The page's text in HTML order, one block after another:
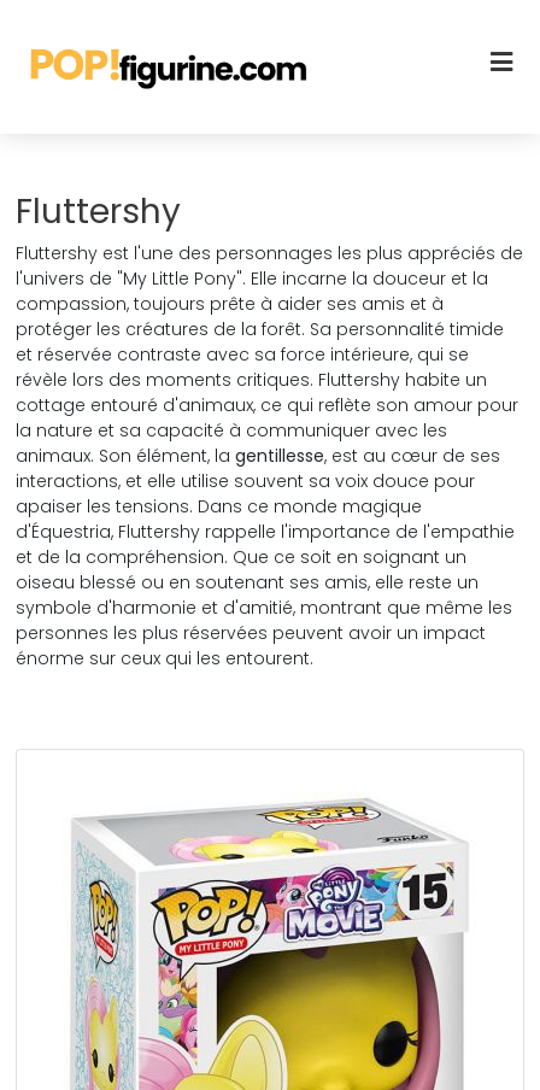
Fluttershy
Fluttershy est l'une des personnages les plus appréciés de
l'univers de "My Little Pony". Elle incarne la douceur et la
compassion, toujours prête à aider ses amis et à
protéger les créatures de la forêt. Sa personnalité timide
et réservée contraste avec sa force intérieure, qui se
révèle lors des moments critiques. Fluttershy habite un
cottage entouré d'animaux, ce qui reflète son amour pour
la nature et sa capacité à communiquer avec les
animaux. Son élément, lagentillesse, est au cœur de ses
interactions, et elle utilise souvent sa voix douce pour
apaiser les tensions. Dans ce monde magique
d'Équestria, Fluttershy rappelle l'importance de l'empathie
et de la compréhension. Que ce soit en soignant un
oiseau blessé ou en soutenant ses amis, elle reste un
symbole d'harmonie et d'amitié, montrant que même les
personnes les plus réservées peuvent avoir un impact
énorme sur ceux qui les entourent.